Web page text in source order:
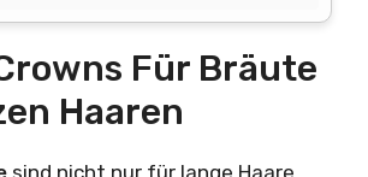
Für Bräute
Haaren